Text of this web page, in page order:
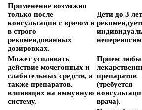
Применение возможно
только после
консультации с врачом и
в строго
рекомендованных
дозировках.
Дети до 3
Может усиливать
действие мочегонных и
слабительных средств, а
также препаратов,
влияющих на иммунную
систему.
Прием
препаратов
(требуется
врача).